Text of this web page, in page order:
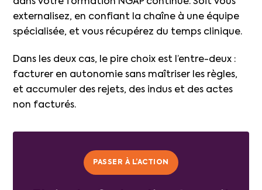
dans votre formation NGAP continue. Soit vous
externalisez, en confiant la chaîne à une équipe
spécialisée, et vous récupérez du temps clinique.
Dans les deux cas, le pire choix est l’entre-deux :
facturer en autonomie sans maîtriser les règles,
et accumuler des rejets, des indus et des actes
non facturés.
PASSER À L’ACTION